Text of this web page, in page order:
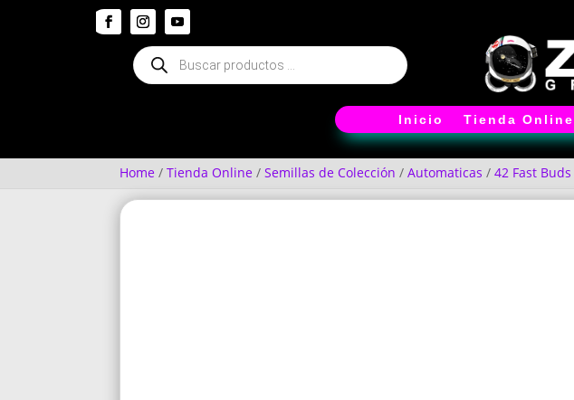
Búsqueda
de
productos
Inicio Tienda Online
Home / Tienda Online / Semillas de Colección / Automaticas / 42 Fast Buds